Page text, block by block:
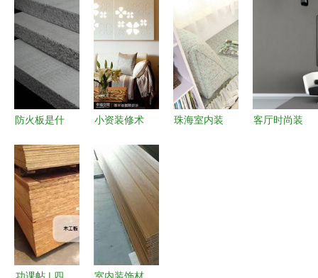
格、批发与
厂家指南
选择优质装
饰材料的关
键
生态板超标
事件后的健
打造环保防
火的现代室
内装饰方案
销，打造现
防火板是什
何选购防火
材料？- 手
机房天下知
识 室内装
饰材料
小资装修术
调，雕花板
为家居点睛
珠海室内装
客厅时尚装